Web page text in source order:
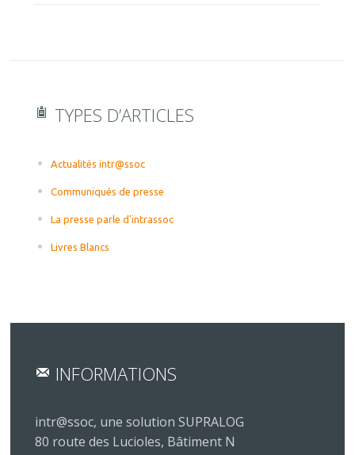
TYPES D’ARTICLES
Actualités intr@ssoc
Communiqués de presse
La presse parle d'intrassoc
Livres Blancs
INFORMATIONS
intr@ssoc, une solution SUPRALOG
80 route des Lucioles, Bâtiment N